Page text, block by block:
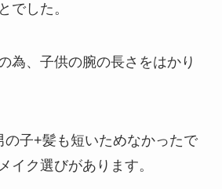
でした。
為、子供の腕の長さをはかり
の子+髪も短いためなかったで
イク選びがあります。